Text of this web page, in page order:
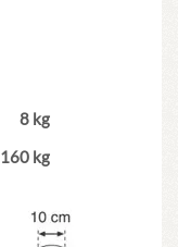
8 kg
160 kg